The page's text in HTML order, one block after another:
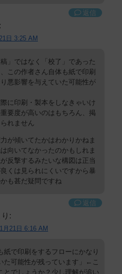
返信
日 3:25 AM
」ではなく「校了」であった
この作者さん自体も紙で印刷
悪影響を与えていた可能性が
に印刷・製本をしなきゃいけ
要度が高いのはもちろん、掲
れません
が傾いてたかはわかりかねま
向いてなかったのかもしれま
反撃するみたいな構図は正当
くは見られにくいですから暴
も甚だ疑問ですね
返信
り:
月21日 6:16 AM
紙で印刷をするフローにかなり
た可能性が残っています」←こ
とでしょうか？少し理解が追い